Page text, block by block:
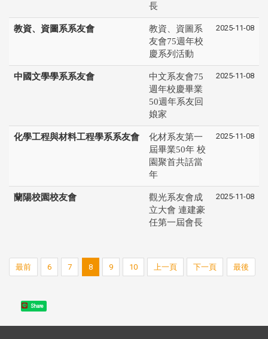
長
教資、資圖系系友會
教資、資圖系
友會75週年校
慶系列活動
2025-11-08
中國文學學系系友會
中文系友會75
週年校慶畢業
50週年系友回
娘家
2025-11-08
化學工程與材料工程學系系友會
化材系友第一
屆畢業50年 校
園聚首共話當
年
2025-11-08
蘭陽校園校友會
觀光系友會成
立大會 連建豪
任第一屆會長
2025-11-08
最前 6 7 8 9 10 上一頁 下一頁 最後
Share